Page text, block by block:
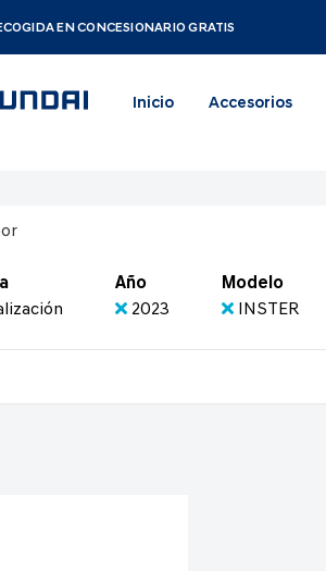
EN CONCESIONARIO GRATIS
Inicio Accesorios
Año
2023
Modelo
INSTER